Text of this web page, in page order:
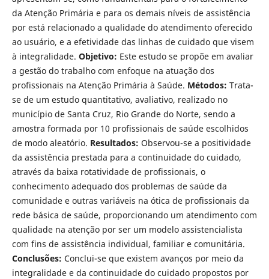
da Atenção Primária e para os demais níveis de assistência
por está relacionado a qualidade do atendimento oferecido
ao usuário, e a efetividade das linhas de cuidado que visem
à integralidade. Objetivo: Este estudo se propõe em avaliar
a gestão do trabalho com enfoque na atuação dos
profissionais na Atenção Primária à Saúde. Métodos: Trata-
se de um estudo quantitativo, avaliativo, realizado no
município de Santa Cruz, Rio Grande do Norte, sendo a
amostra formada por 10 profissionais de saúde escolhidos
de modo aleatório. Resultados: Observou-se a positividade
da assistência prestada para a continuidade do cuidado,
através da baixa rotatividade de profissionais, o
conhecimento adequado dos problemas de saúde da
comunidade e outras variáveis na ótica de profissionais da
rede básica de saúde, proporcionando um atendimento com
qualidade na atenção por ser um modelo assistencialista
com fins de assistência individual, familiar e comunitária.
Conclusões: Conclui-se que existem avanços por meio da
integralidade e da continuidade do cuidado propostos por